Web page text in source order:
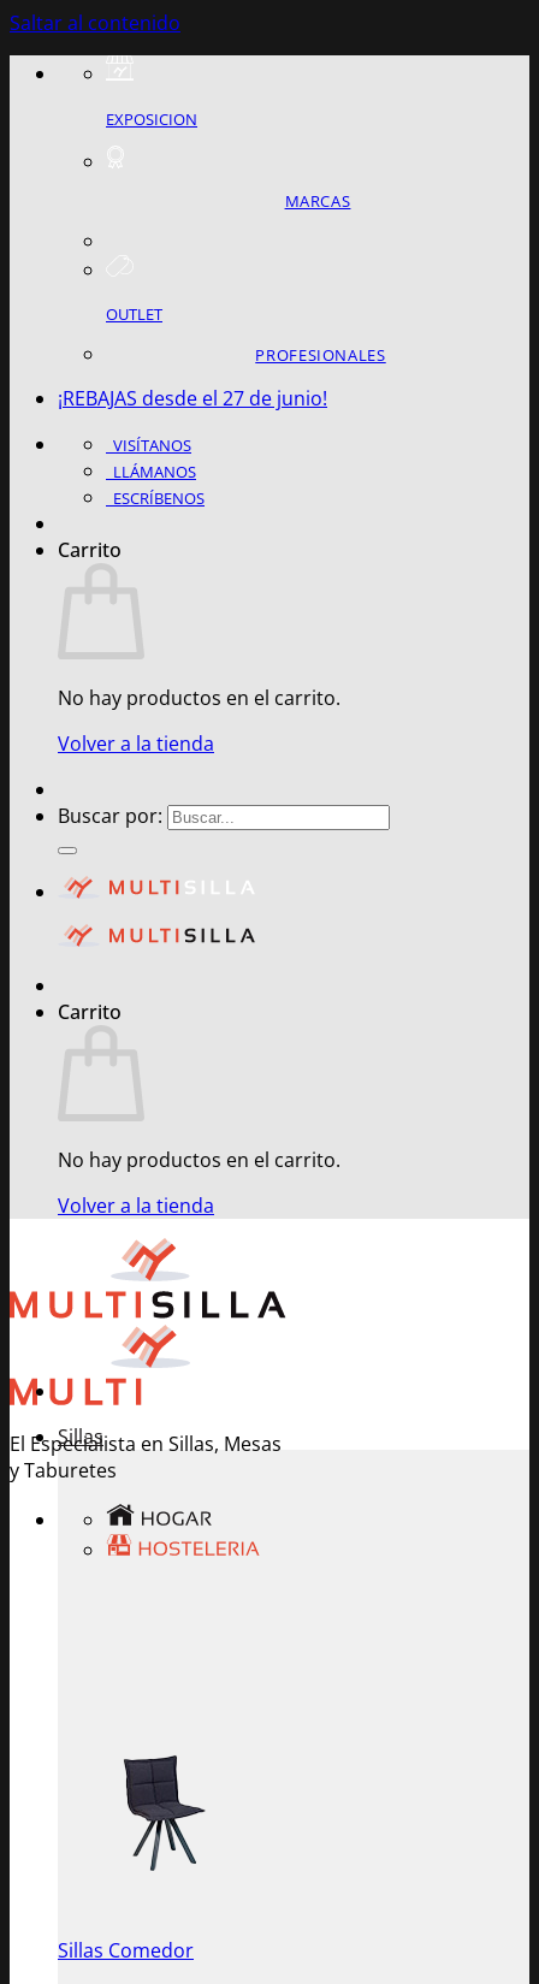
Saltar al contenido
EXPOSICION
MARCAS
OUTLET
PROFESIONALES
¡REBAJAS desde el 27 de junio!
VISÍTANOS
LLÁMANOS
ESCRÍBENOS
Carrito
No hay productos en el carrito.
Volver a la tienda
Buscar por:
Carrito
No hay productos en el carrito.
Volver a la tienda
El Especialista en Sillas, Mesas
y Taburetes
Sillas
Sillas Comedor